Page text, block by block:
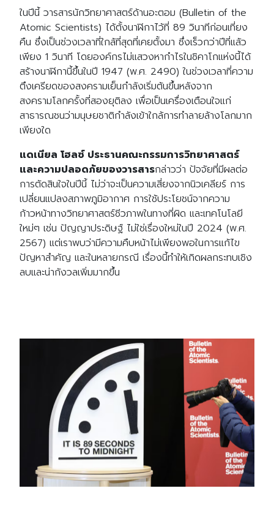
ในปีนี้ วารสารนักวิทยาศาสตร์ด้านอะตอม (Bulletin of the
Atomic Scientists) ได้ตั้งนาฬิกาไว้ที่ 89 วินาทีก่อนเที่ยง
คืน ซึ่งเป็นช่วงเวลาที่ใกล้ที่สุดที่เคยตั้งมา ซึ่งเร็วกว่าปีที่แล้ว
เพียง 1 วินาที โดยองค์กรไม่แสวงหากำไรในชิคาโกแห่งนี้ได้
สร้างนาฬิกานี้ขึ้นในปี 1947 (พ.ศ. 2490) ในช่วงเวลาที่ความ
ตึงเครียดของสงครามเย็นกำลังเริ่มต้นขึ้นหลังจาก
สงครามโลกครั้งที่สองยุติลง เพื่อเป็นเครื่องเตือนใจแก่
สาธารณชนว่ามนุษยชาติกำลังเข้าใกล้การทำลายล้างโลกมาก
เพียงใด
แดเนียล โฮลซ์ ประธานคณะกรรมการวิทยาศาสตร์
และความปลอดภัยของวารสารกล่าวว่า ปัจจัยที่มีผลต่อ
การตัดสินใจในปีนี้ ไม่ว่าจะเป็นความเสี่ยงจากนิวเคลียร์ การ
เปลี่ยนแปลงสภาพภูมิอากาศ การใช้ประโยชน์จากความ
ก้าวหน้าทางวิทยาศาสตร์ชีวภาพในทางที่ผิด และเทคโนโลยี
ใหม่ๆ เช่น ปัญญาประดิษฐ์ ไม่ใช่เรื่องใหม่ในปี 2024 (พ.ศ.
2567) แต่เราพบว่ามีความคืบหน้าไม่เพียงพอในการแก้ไข
ปัญหาสำคัญ และในหลายกรณี เรื่องนี้ทำให้เกิดผลกระทบเชิง
ลบและน่ากังวลเพิ่มมากขึ้น